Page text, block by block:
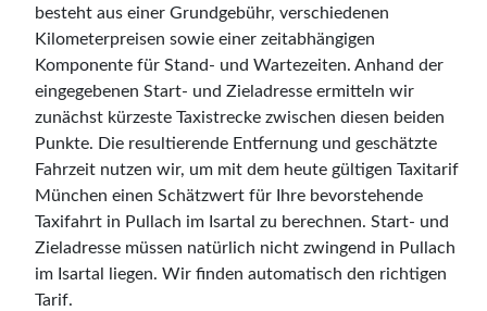
besteht aus einer Grundgebühr, verschiedenen
Kilometerpreisen sowie einer zeitabhängigen
Komponente für Stand- und Wartezeiten. Anhand der
eingegebenen Start- und Zieladresse ermitteln wir
zunächst kürzeste Taxistrecke zwischen diesen beiden
Punkte. Die resultierende Entfernung und geschätzte
Fahrzeit nutzen wir, um mit dem heute gültigen Taxitarif
München einen Schätzwert für Ihre bevorstehende
Taxifahrt in Pullach im Isartal zu berechnen. Start- und
Zieladresse müssen natürlich nicht zwingend in Pullach
im Isartal liegen. Wir finden automatisch den richtigen
Tarif.